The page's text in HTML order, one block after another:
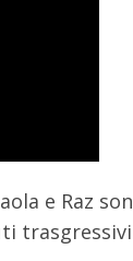
e Raz